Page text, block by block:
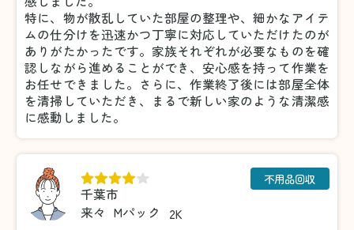
特に、物が散乱していた部屋の整理や、細かなアイテ
ムの仕分けを迅速かつ丁寧に対応していただけたのが
ありがたかったです。家族それぞれが必要なものを確
認しながら進めることができ、安心感を持って作業を
お任せできました。さらに、作業終了後には部屋全体
を清掃していただき、まるで新しい家のような清潔感
に感動しました。
千葉市
来々 Mパック 2K
不用品回収